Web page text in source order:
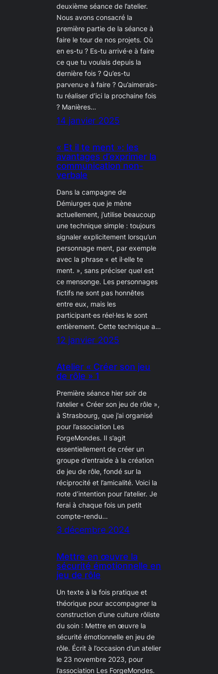
deuxième séance de l’atelier.
Nous avons consacré la
première partie de la séance à
faire le tour de nos projets. Où
en es-tu ? Es-tu arrivé·e à faire
ce que tu voulais depuis la
dernière fois ? Qu’es-tu
parvenu·e à faire ? Qu’aimerais-
tu réaliser d’ici la prochaine fois
? Manières…
14 janvier 2025
« Et il te ment »: les
avantages d’exprimer la
communication non-
verbale
Dans la campagne de
Démiurges que je mène
actuellement, j’utilise beaucoup
une technique simple : toujours
signaler explicitement lorsqu’un
personnage ment, par exemple
avec la phrase « et il·elle te
ment. », sans préciser quel est
ce mensonge. Les personnages
fictifs ne sont pas honnêtes
entre eux, mais les
participant·es réel·les le sont
entièrement. Cette technique a…
12 janvier 2025
Atelier « Créer son jeu
de rôle » 1
Première séance hier soir de
l’atelier « Créer son jeu de rôle »,
à Strasbourg, que j’ai organisé
pour l’association Les
ForgeMondes. Il s’agit
essentiellement de créer un
groupe d’entraide à la création
de jeu de rôle, fondé sur la
réciprocité et l’amicalité. Voici la
note d’intention pour l’atelier. Je
ferai à chaque fois un petit
compte-rendu…
3 décembre 2024
Mettre en œuvre la
sécurité émotionnelle en
jeu de rôle
Un texte à la fois pratique et
théorique pour accompagner la
construction d’une culture rôliste
du soin : Mettre en œuvre la
sécurité émotionnelle en jeu de
rôle. Écrit à l’occasion d’un atelier
le 23 novembre 2023, pour
l’association Les ForgeMondes.